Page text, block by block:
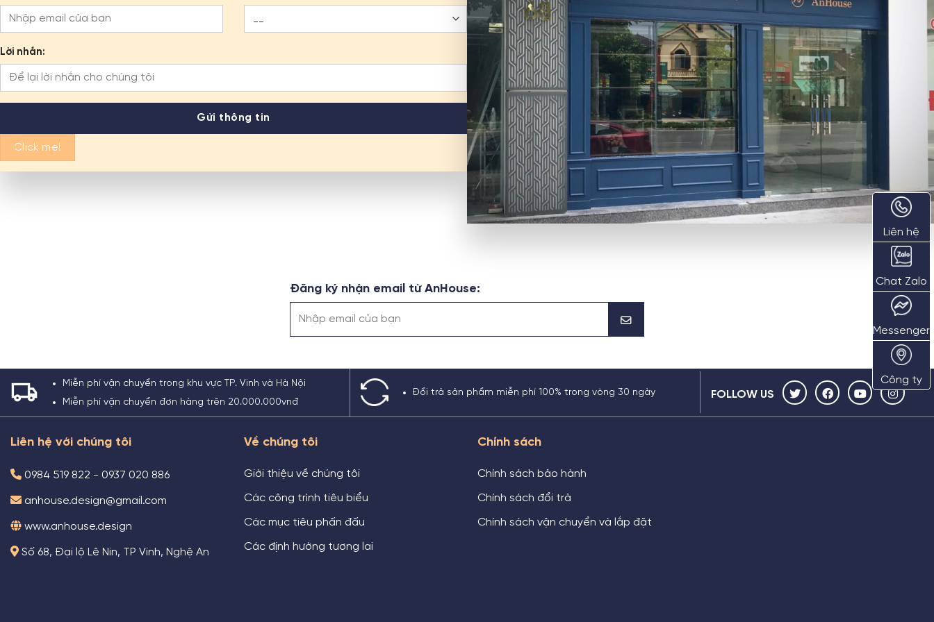
Lời nhắn:
Click me!
Đăng ký nhận email từ AnHouse:
Liên hệ
Chat Zalo
Messenger
Công ty
Miễn phí vận chuyển trong khu vực TP. Vinh và Hà Nội
Miễn phí vận chuyển đơn hàng trên 20.000.000vnđ
Đổi trả sản phẩm miễn phí 100% trong vòng 30 ngày FOLLOW US
Liên hệ với chúng tôi
0984 519 822 - 0937 020 886
anhouse.design@gmail.com
www.anhouse.design
Số 68, Đại lộ Lê Nin, TP Vinh, Nghệ An
Về chúng tôi
Giới thiệu về chúng tôi
Các công trình tiêu biểu
Các mục tiêu phấn đấu
Các định hướng tương lai
Chính sách
Chính sách bảo hành
Chính sách đổi trả
Chính sách vận chuyển và lắp đặt